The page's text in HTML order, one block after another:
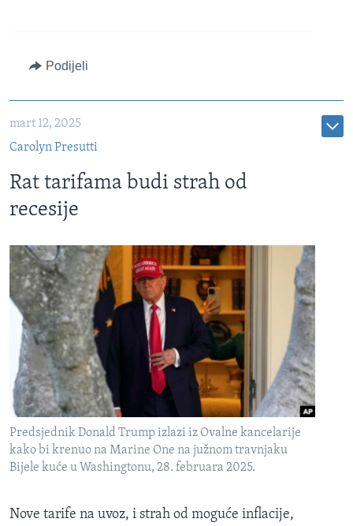
Podijeli
mart 12, 2025
Carolyn Presutti
Rat tarifama budi strah od
recesije
Predsjednik Donald Trump izlazi iz Ovalne kancelarije
kako bi krenuo na Marine One na južnom travnjaku
Bijele kuće u Washingtonu, 28. februara 2025.
Nove tarife na uvoz, i strah od moguće inflacije,